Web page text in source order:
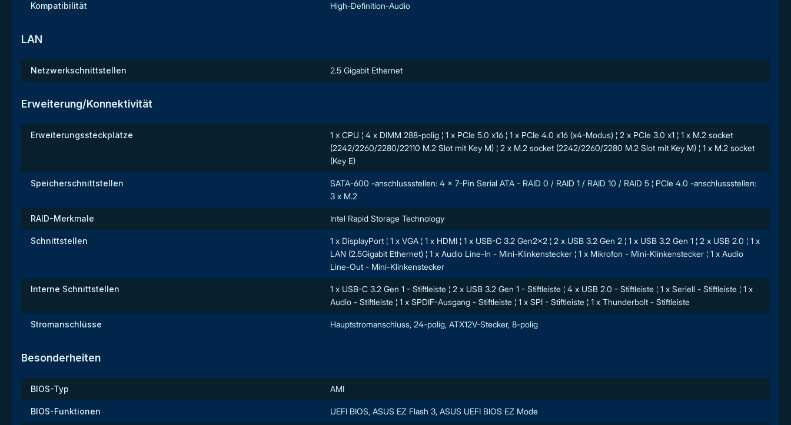
Kompatibilität High-Definition-Audio
LAN
Netzwerkschnittstellen 2.5 Gigabit Ethernet
Erweiterung/Konnektivität
Erweiterungssteckplätze
1 x CPU ¦ 4 x DIMM 288-polig ¦ 1 x PCIe 5.0 x16 ¦ 1 x PCIe 4.0 x16 (x4-Modus) ¦ 2 x PCIe 3.0 x1 ¦ 1 x M.2 socket
(2242/2260/2280/22110 M.2 Slot mit Key M) ¦ 2 x M.2 socket (2242/2260/2280 M.2 Slot mit Key M) ¦ 1 x M.2 socket
(Key E)
Speicherschnittstellen
SATA-600 -anschlussstellen: 4 x 7-Pin Serial ATA - RAID 0 / RAID 1 / RAID 10 / RAID 5 ¦ PCIe 4.0 -anschlussstellen:
3 x M.2
RAID-Merkmale Intel Rapid Storage Technology
Schnittstellen
1 x DisplayPort ¦ 1 x VGA ¦ 1 x HDMI ¦ 1 x USB-C 3.2 Gen2x2 ¦ 2 x USB 3.2 Gen 2 ¦ 1 x USB 3.2 Gen 1 ¦ 2 x USB 2.0 ¦ 1 x
LAN (2.5Gigabit Ethernet) ¦ 1 x Audio Line-In - Mini-Klinkenstecker ¦ 1 x Mikrofon - Mini-Klinkenstecker ¦ 1 x Audio
Line-Out - Mini-Klinkenstecker
Interne Schnittstellen
1 x USB-C 3.2 Gen 1 - Stiftleiste ¦ 2 x USB 3.2 Gen 1 - Stiftleiste ¦ 4 x USB 2.0 - Stiftleiste ¦ 1 x Seriell - Stiftleiste ¦ 1 x
Audio - Stiftleiste ¦ 1 x SPDIF-Ausgang - Stiftleiste ¦ 1 x SPI - Stiftleiste ¦ 1 x Thunderbolt - Stiftleiste
Stromanschlüsse Hauptstromanschluss, 24-polig, ATX12V-Stecker, 8-polig
Besonderheiten
BIOS-Typ AMI
BIOS-Funktionen UEFI BIOS, ASUS EZ Flash 3, ASUS UEFI BIOS EZ Mode